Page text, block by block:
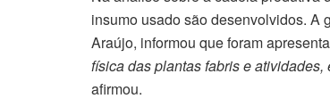
insumo usado são desenvolvidos. A
Araújo, informou que foram
física das plantas fabris e
afirmou.